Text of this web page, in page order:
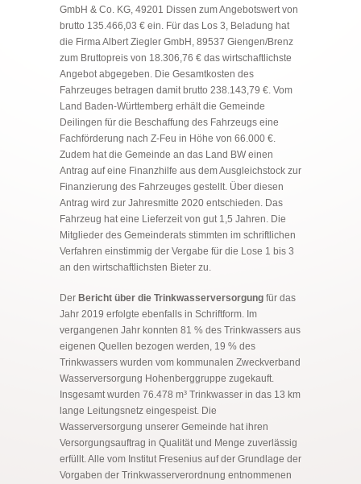
GmbH & Co. KG, 49201 Dissen zum Angebotswert von
brutto 135.466,03 € ein. Für das Los 3, Beladung hat
die Firma Albert Ziegler GmbH, 89537 Giengen/Brenz
zum Bruttopreis von 18.306,76 € das wirtschaftlichste
Angebot abgegeben. Die Gesamtkosten des
Fahrzeuges betragen damit brutto 238.143,79 €. Vom
Land Baden-Württemberg erhält die Gemeinde
Deilingen für die Beschaffung des Fahrzeugs eine
Fachförderung nach Z-Feu in Höhe von 66.000 €.
Zudem hat die Gemeinde an das Land BW einen
Antrag auf eine Finanzhilfe aus dem Ausgleichstock zur
Finanzierung des Fahrzeuges gestellt. Über diesen
Antrag wird zur Jahresmitte 2020 entschieden. Das
Fahrzeug hat eine Lieferzeit von gut 1,5 Jahren. Die
Mitglieder des Gemeinderats stimmten im schriftlichen
Verfahren einstimmig der Vergabe für die Lose 1 bis 3
an den wirtschaftlichsten Bieter zu.
Der Bericht über die Trinkwasserversorgung für das
Jahr 2019 erfolgte ebenfalls in Schriftform. Im
vergangenen Jahr konnten 81 % des Trinkwassers aus
eigenen Quellen bezogen werden, 19 % des
Trinkwassers wurden vom kommunalen Zweckverband
Wasserversorgung Hohenberggruppe zugekauft.
Insgesamt wurden 76.478 m³ Trinkwasser in das 13 km
lange Leitungsnetz eingespeist. Die
Wasserversorgung unserer Gemeinde hat ihren
Versorgungsauftrag in Qualität und Menge zuverlässig
erfüllt. Alle vom Institut Fresenius auf der Grundlage der
Vorgaben der Trinkwasserverordnung entnommenen